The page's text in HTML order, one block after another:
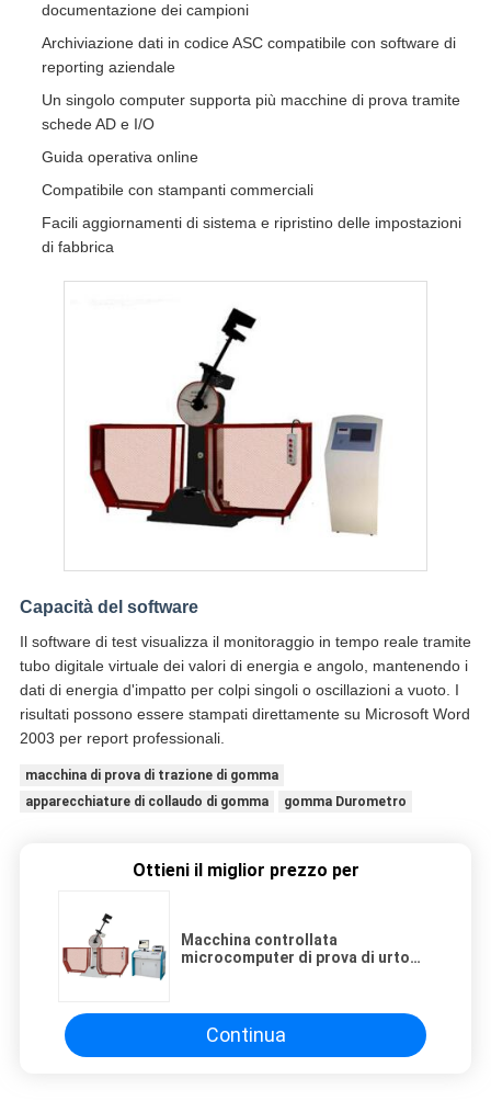
documentazione dei campioni
Archiviazione dati in codice ASC compatibile con software di
reporting aziendale
Un singolo computer supporta più macchine di prova tramite
schede AD e I/O
Guida operativa online
Compatibile con stampanti commerciali
Facili aggiornamenti di sistema e ripristino delle impostazioni
di fabbrica
Capacità del software
Il software di test visualizza il monitoraggio in tempo reale tramite
tubo digitale virtuale dei valori di energia e angolo, mantenendo i
dati di energia d'impatto per colpi singoli o oscillazioni a vuoto. I
risultati possono essere stampati direttamente su Microsoft Word
2003 per report professionali.
macchina di prova di trazione di gomma
apparecchiature di collaudo di gomma
gomma Durometro
Ottieni il miglior prezzo per
Macchina controllata
microcomputer di prova di urto
Continua